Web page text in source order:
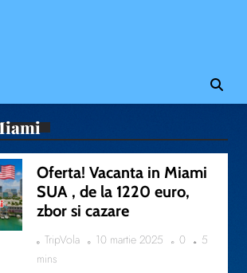
Oferta! Vacanta in Miami
SUA , de la 1220 euro,
zbor si cazare
TripVola 10 martie 2025 0
5
mins